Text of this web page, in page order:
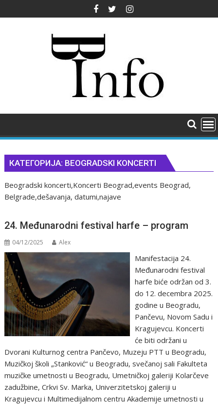
to
КАТЕГОРИЈА: BEOGRADSKI KONCERTI
Beogradski koncerti,Koncerti Beograd,events Beograd,
Belgrade,dešavanja, datumi,najave
24. Međunarodni festival harfe – program
04/12/2025 Alex
Manifestacija 24.
Međunarodni festival
harfe biće održan od 3.
do 12. decembra 2025.
godine u Beogradu,
Pančevu, Novom Sadu i
Kragujevcu. Koncerti
će biti održani u
Dvorani Kulturnog centra Pančevo, Muzeju PTT u Beogradu,
Muzičkoj školi „Stanković“ u Beogradu, svečanoj sali Fakulteta
muzičke umetnosti u Beogradu, Umetničkoj galeriji Kolarčeve
zadužbine, Crkvi Sv. Marka, Univerzitetskoj galeriji u
Kragujevcu i Multimedijalnom centru Akademije umetnosti u